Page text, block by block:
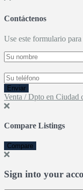
Contáctenos
Use este formulario
Enviar
Venta / Dpto en Ciudad
Compare Listings
Compare
Sign into your